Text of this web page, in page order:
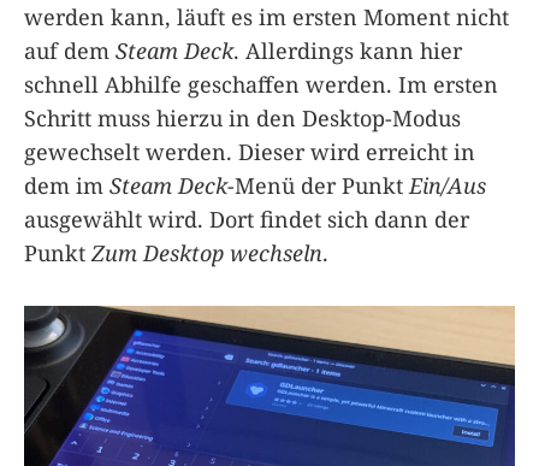
werden kann, läuft es im ersten Moment nicht
auf dem Steam Deck. Allerdings kann hier
schnell Abhilfe geschaffen werden. Im ersten
Schritt muss hierzu in den Desktop-Modus
gewechselt werden. Dieser wird erreicht in
dem im Steam Deck-Menü der Punkt Ein/Aus
ausgewählt wird. Dort findet sich dann der
Punkt Zum Desktop wechseln.